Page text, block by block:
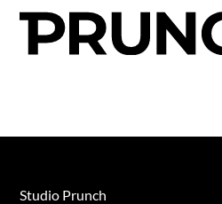
Studio Prunch